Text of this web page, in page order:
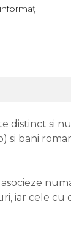
distinct si
si bani
iar cele cu